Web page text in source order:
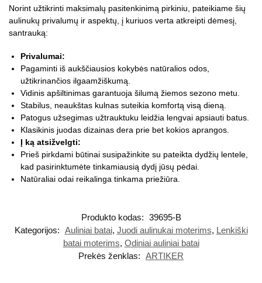
Norint užtikrinti maksimalų pasitenkinimą pirkiniu, pateikiame šių
aulinukų privalumų ir aspektų, į kuriuos verta atkreipti dėmesį,
santrauką:
Privalumai:
Pagaminti iš aukščiausios kokybės natūralios odos,
užtikrinančios ilgaamžiškumą.
Vidinis apšiltinimas garantuoja šilumą žiemos sezono metu.
Stabilus, neaukštas kulnas suteikia komfortą visą dieną.
Patogus užsegimas užtrauktuku leidžia lengvai apsiauti batus.
Klasikinis juodas dizainas dera prie bet kokios aprangos.
Į ką atsižvelgti:
Prieš pirkdami būtinai susipažinkite su pateikta dydžių lentele,
kad pasirinktumėte tinkamiausią dydį jūsų pėdai.
Natūraliai odai reikalinga tinkama priežiūra.
Produkto kodas: 39695-B
Kategorijos: Auliniai batai, Juodi aulinukai moterims, Lenkiški
batai moterims, Odiniai auliniai batai
Prekės ženklas: ARTIKER